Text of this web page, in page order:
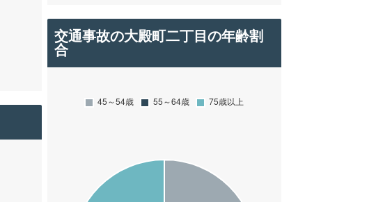
交通事故の大殿町二丁目の年齢割
合